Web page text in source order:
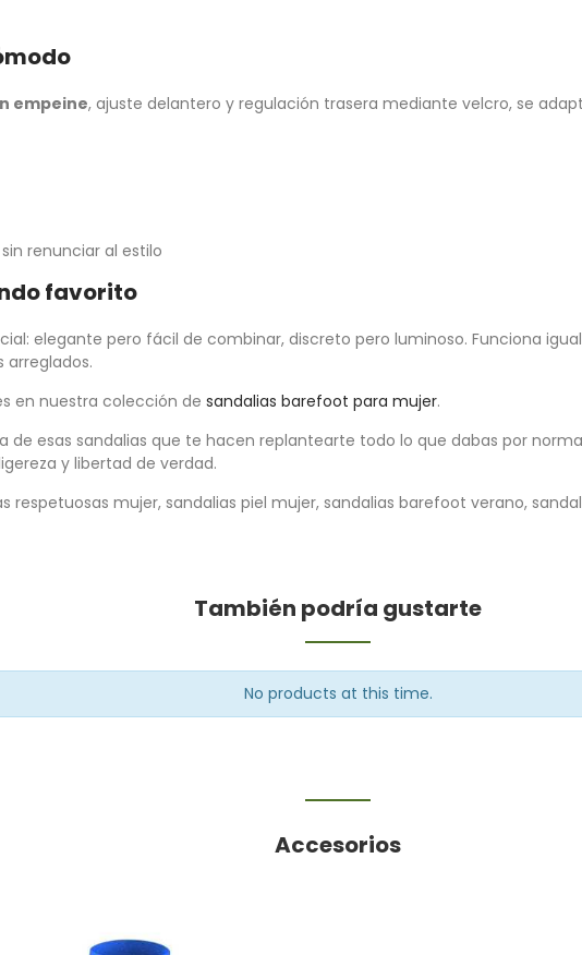
empeine, ajuste delantero y regulación trasera mediante velcro, se
renunciar al estilo
favorito
elegante pero fácil de combinar, discreto pero luminoso. Funciona
arreglados.
en nuestra colección de sandalias barefoot para mujer.
de esas sandalias que te hacen replantearte todo lo que dabas por
y libertad de verdad.
respetuosas mujer, sandalias piel mujer, sandalias barefoot verano,
También podría gustarte
No products at this time.
Accesorios